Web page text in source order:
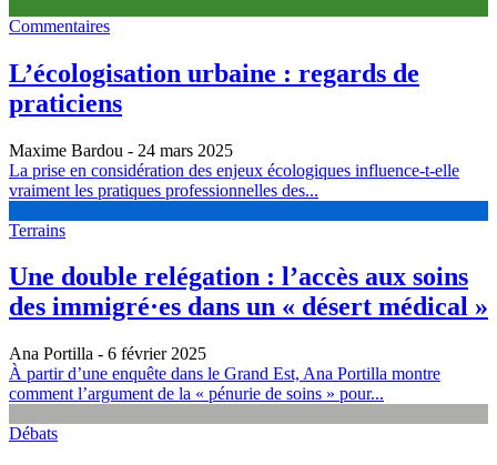
Commentaires
L’écologisation urbaine : regards de
praticiens
Maxime Bardou - 24 mars 2025
La prise en considération des enjeux écologiques influence-t-elle
vraiment les pratiques professionnelles des...
Terrains
Une double relégation : l’accès aux soins
des immigré·es dans un « désert médical »
Ana Portilla - 6 février 2025
À partir d’une enquête dans le Grand Est, Ana Portilla montre
comment l’argument de la « pénurie de soins » pour...
Débats